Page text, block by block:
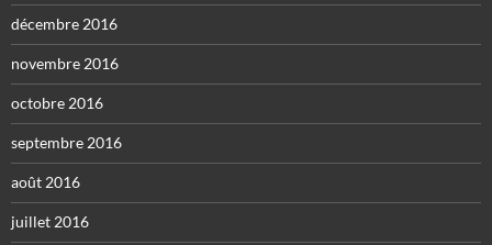
décembre 2016
novembre 2016
octobre 2016
septembre 2016
août 2016
juillet 2016